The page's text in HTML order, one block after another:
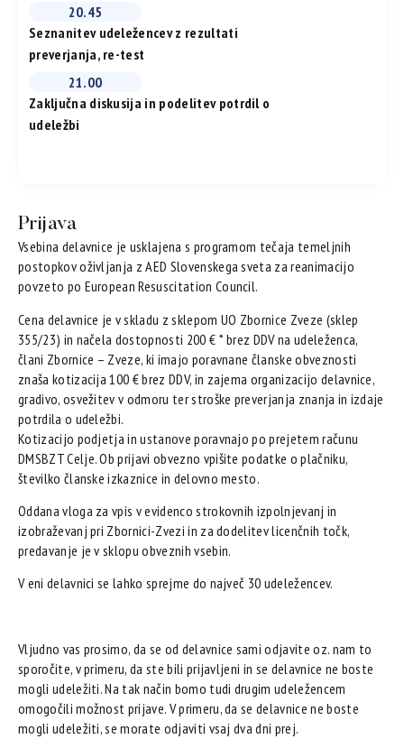
20.45
Seznanitev udeležencev z rezultati
preverjanja, re-test
21.00
Zaključna diskusija in podelitev potrdil o
udeležbi
Prijava
Vsebina delavnice je usklajena s programom tečaja temeljnih
postopkov oživljanja z AED Slovenskega sveta za reanimacijo
povzeto po European Resuscitation Council.
Cena delavnice je v skladu z sklepom UO Zbornice Zveze (sklep
355/23) in načela dostopnosti 200 € * brez DDV na udeleženca,
člani Zbornice – Zveze, ki imajo poravnane članske obveznosti
znaša kotizacija 100 € brez DDV, in zajema organizacijo delavnice,
gradivo, osvežitev v odmoru ter stroške preverjanja znanja in izdaje
potrdila o udeležbi.
Kotizacijo podjetja in ustanove poravnajo po prejetem računu
DMSBZT Celje. Ob prijavi obvezno vpišite podatke o plačniku,
številko članske izkaznice in delovno mesto.
Oddana vloga za vpis v evidenco strokovnih izpolnjevanj in
izobraževanj pri Zbornici-Zvezi in za dodelitev licenčnih točk,
predavanje je v sklopu obveznih vsebin.
V eni delavnici se lahko sprejme do največ 30 udeležencev.
Vljudno vas prosimo, da se od delavnice sami odjavite oz. nam to
sporočite, v primeru, da ste bili prijavljeni in se delavnice ne boste
mogli udeležiti. Na tak način bomo tudi drugim udeležencem
omogočili možnost prijave. V primeru, da se delavnice ne boste
mogli udeležiti, se morate odjaviti vsaj dva dni prej.